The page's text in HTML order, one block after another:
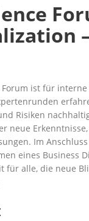
Forum ist für
Risiken
neue
Im
eines Business
für alle, die neue